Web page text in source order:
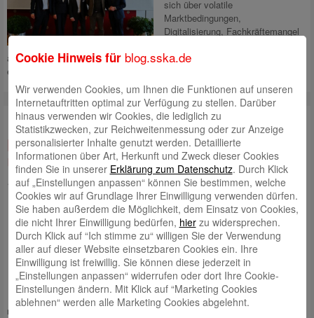
sich über volatile
Marktbedingungen,
Digitalisierung, Fachkräftemangel
auszutauschen und Impulse für zukunftsfähige Geschäftsmodelle zu
erhalten.
Bayerischer Gründerpreis: Ideen
brauchen Mut und Mut erhält wieder
Unterstützung
19. März 2026 | Kategorie:Allgemein
Der Bayerische Gründerpreis
2026 fördert junge und etablierte
Unternehmer in Bayern.
Bewerben Sie sich in vier
Kategorien und zeigen Sie, wie
Sie den bayerischen
Wirtschaftsstandort mit
innovativen Ideen und
nachhaltigem Wachstum bereichern.Mehr lesen
Cookie Hinweis für blog.sska.de
Wir verwenden Cookies, um Ihnen die Funktionen auf unseren
Internetauftritten optimal zur Verfügung zu stellen. Darüber
hinaus verwenden wir Cookies, die lediglich zu
Statistikzwecken, zur Reichweitenmessung oder zur Anzeige
personalisierter Inhalte genutzt werden. Detaillierte
Informationen über Art, Herkunft und Zweck dieser Cookies
finden Sie in unserer Erklärung zum Datenschutz. Durch Klick
auf „Einstellungen anpassen“ können Sie bestimmen, welche
Cookies wir auf Grundlage Ihrer Einwilligung verwenden dürfen.
Sie haben außerdem die Möglichkeit, dem Einsatz von Cookies,
die nicht Ihrer Einwilligung bedürfen, hierzu widersprechen.
Durch Klick auf “Ich stimme zu“ willigen Sie der Verwendung
aller auf dieser Website einsetzbaren Cookies ein. Ihre
Einwilligung ist freiwillig. Sie können diese jederzeit in
„Einstellungen anpassen“ widerrufen oder dort Ihre Cookie-
Einstellungen ändern. Mit Klick auf “Marketing Cookies
ablehnen“ werden alle Marketing Cookies abgelehnt.